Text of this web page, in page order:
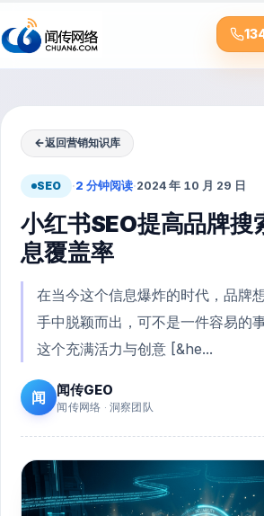
←返回营销知识库
SEO ·2 分钟阅读·2024 年 10 月 29 日
小红书SEO提高品牌搜
息覆盖率
在当今这个信息爆炸的时代，品牌
手中脱颖而出，可不是一件容易的
这个充满活力与创意 [&he...
闻 闻传GEO
闻传网络 · 洞察团队